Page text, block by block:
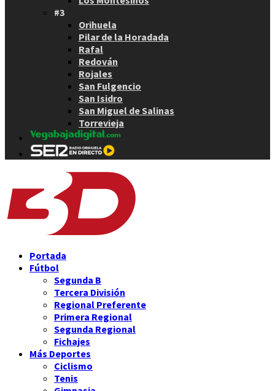
#3
Orihuela
Pilar de la Horadada
Rafal
Redován
Rojales
San Fulgencio
San Isidro
San Miguel de Salinas
Torrevieja
Portada
Fútbol
Segunda B
Tercera División
Regional Preferente
Primera Regional
Segunda Regional
Fichajes
Más Deportes
Ciclismo
Tenis